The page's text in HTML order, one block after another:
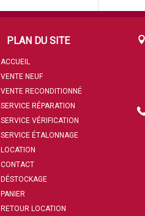
PLAN DU SITE
ACCUEIL
VENTE NEUF
VENTE RECONDITIONNÉ
SERVICE RÉPARATION
SERVICE VÉRIFICATION
SERVICE ÉTALONNAGE
LOCATION
CONTACT
DÉSTOCKAGE
PANIER
RETOUR LOCATION